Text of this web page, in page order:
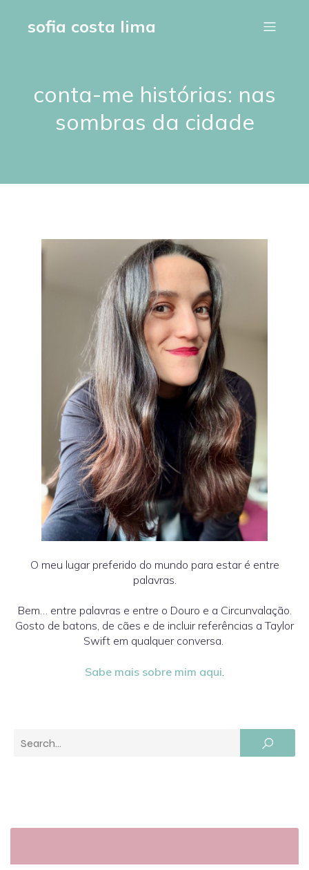
sofia costa lima
conta-me histórias: nas
sombras da cidade
O meu lugar preferido do mundo para estar é entre
palavras.
Bem… entre palavras e entre o Douro e a Circunvalação.
Gosto de batons, de cães e de incluir referências a Taylor
Swift em qualquer conversa.
Sabe mais sobre mim aqui.